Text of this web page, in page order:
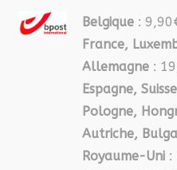
Belgique :
France,
Allemagne :
Espagne,
Pologne,
Autriche,
Royaume-Uni :